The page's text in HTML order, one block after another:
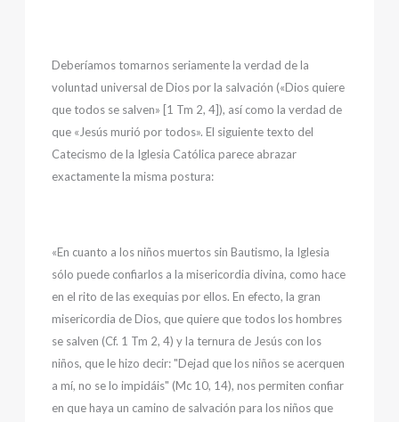
Deberíamos tomarnos seriamente la verdad de la
voluntad universal de Dios por la salvación («Dios quiere
que todos se salven» [1 Tm 2, 4]), así como la verdad de
que «Jesús murió por todos». El siguiente texto del
Catecismo de la Iglesia Católica parece abrazar
exactamente la misma postura:
«En cuanto a los niños muertos sin Bautismo, la Iglesia
sólo puede confiarlos a la misericordia divina, como hace
en el rito de las exequias por ellos. En efecto, la gran
misericordia de Dios, que quiere que todos los hombres
se salven (Cf. 1 Tm 2, 4) y la ternura de Jesús con los
niños, que le hizo decir: "Dejad que los niños se acerquen
a mí, no se lo impidáis" (Mc 10, 14), nos permiten confiar
en que haya un camino de salvación para los niños que